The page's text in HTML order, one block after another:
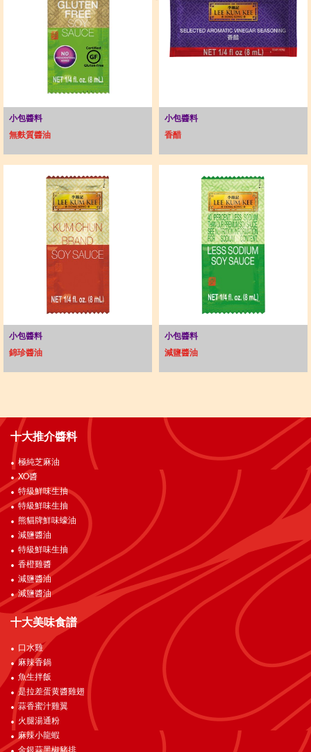
小包醬料
無麩質醬油
小包醬料
香醋
小包醬料
錦珍醬油
小包醬料
減鹽醬油
十大推介醬料
極純芝麻油
XO醬
特級鮮味生抽
特級鮮味生抽
熊貓牌鮮味蠔油
減鹽醬油
特級鮮味生抽
香橙雞醬
減鹽醬油
減鹽醬油
十大美味食譜
口水雞
麻辣香鍋
魚生拌飯
是拉差蛋黄醬雞翅
蒜香蜜汁雞翼
火腿湯通粉
麻辣小龍蝦